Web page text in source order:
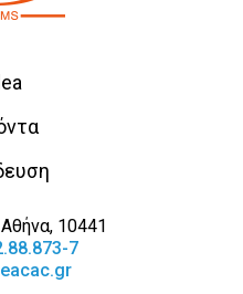
10441
7